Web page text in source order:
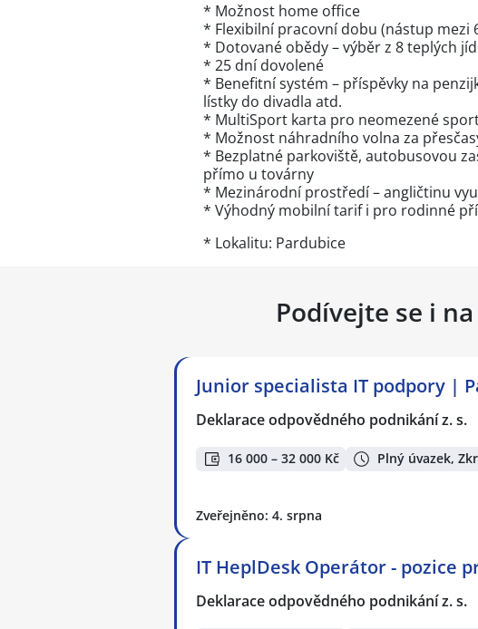
* Možnost home office
* Flexibilní pracovní dobu (nástup mezi
* Dotované obědy – výběr z 8 teplých
* 25 dní dovolené
* Benefitní systém – příspěvky na
lístky do divadla atd.
* MultiSport karta pro neomezené
* Možnost náhradního volna za
* Bezplatné parkoviště, autobusovou
přímo u továrny
* Mezinárodní prostředí – angličtinu
* Výhodný mobilní tarif i pro rodinné
* Lokalitu: Pardubice
Podívejte se i
Junior specialista IT podpory |
Deklarace odpovědného podnikání z. s.
16 000 – 32 000 Kč Plný úvazek,
Zveřejněno: 4. srpna
IT HeplDesk Operátor - pozice
Deklarace odpovědného podnikání z. s.